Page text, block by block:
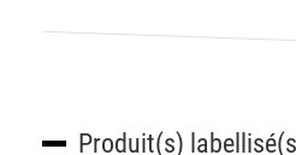
Produit(s)